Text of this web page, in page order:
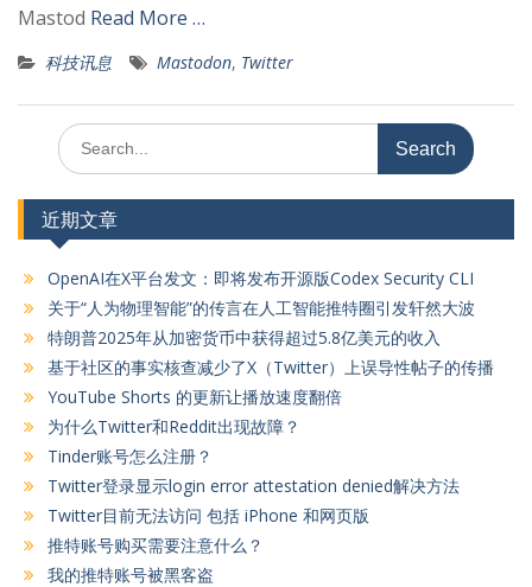
Mastod Read More …
科技讯息 Mastodon, Twitter
Search
for:
近期文章
OpenAI在X平台发文：即将发布开源版Codex Security CLI
关于“人为物理智能”的传言在人工智能推特圈引发轩然大波
特朗普2025年从加密货币中获得超过5.8亿美元的收入
基于社区的事实核查减少了X（Twitter）上误导性帖子的传播
YouTube Shorts 的更新让播放速度翻倍
为什么Twitter和Reddit出现故障？
Tinder账号怎么注册？
Twitter登录显示login error attestation denied解决方法
Twitter目前无法访问 包括 iPhone 和网页版
推特账号购买需要注意什么？
我的推特账号被黑客盗